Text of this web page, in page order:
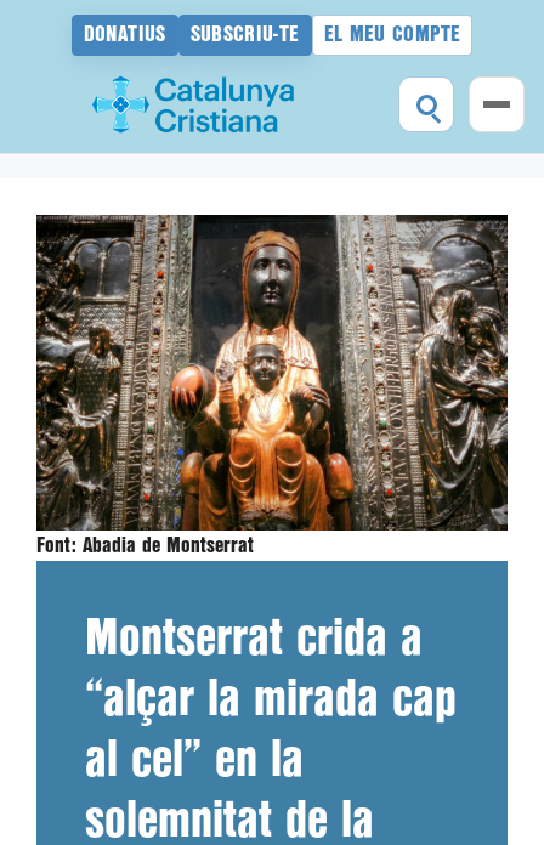
DONATIUS SUBSCRIU-TE EL MEU COMPTE
contingut
Font: Abadia de Montserrat
Montserrat crida a
“alçar la mirada cap
al cel” en la
solemnitat de la